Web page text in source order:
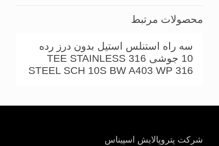
محصولات مرتبط
سه راه استنلس استیل بدون درز رده
10 جوشی 316 TEE STAINLESS
STEEL SCH 10S BW A403 WP 316
شرکت پتروپالایش اسپیناس